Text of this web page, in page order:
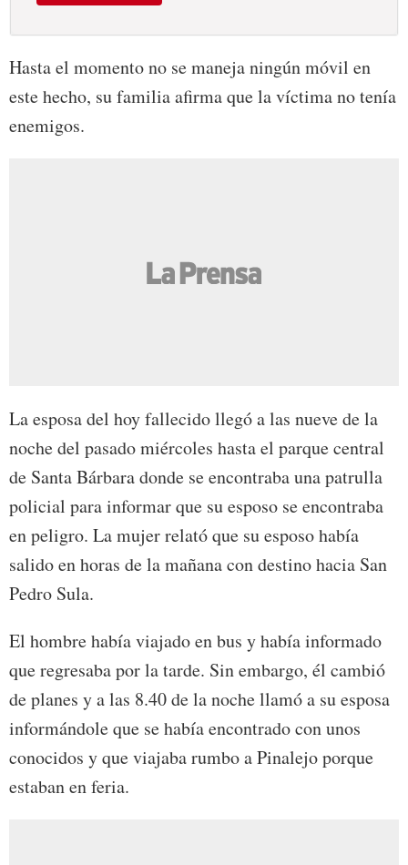
Hasta el momento no se maneja ningún móvil en
este hecho, su familia afirma que la víctima no tenía
enemigos.
La esposa del hoy fallecido llegó a las nueve de la
noche del pasado miércoles hasta el parque central
de Santa Bárbara donde se encontraba una patrulla
policial para informar que su esposo se encontraba
en peligro. La mujer relató que su esposo había
salido en horas de la mañana con destino hacia San
Pedro Sula.
El hombre había viajado en bus y había informado
que regresaba por la tarde. Sin embargo, él cambió
de planes y a las 8.40 de la noche llamó a su esposa
informándole que se había encontrado con unos
conocidos y que viajaba rumbo a Pinalejo porque
estaban en feria.